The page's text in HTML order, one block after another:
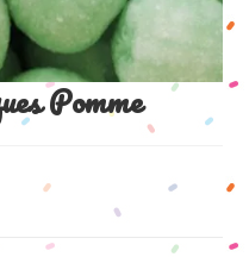
Pomme